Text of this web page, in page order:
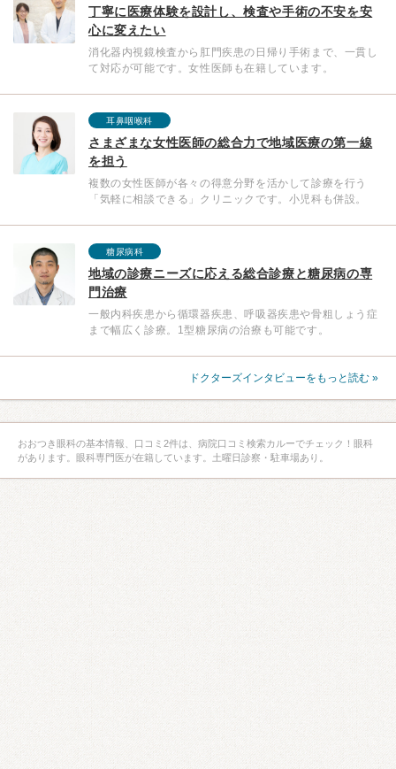
丁寧に医療体験を設計し、検査や手術の不安を安
心に変えたい
消化器内視鏡検査から肛門疾患の日帰り手術まで、一貫し
て対応が可能です。女性医師も在籍しています。
耳鼻咽喉科
さまざまな女性医師の総合力で地域医療の第一線
を担う
複数の女性医師が各々の得意分野を活かして診療を行う
「気軽に相談できる」クリニックです。小児科も併設。
糖尿病科
地域の診療ニーズに応える総合診療と糖尿病の専
門治療
一般内科疾患から循環器疾患、呼吸器疾患や骨粗しょう症
まで幅広く診療。1型糖尿病の治療も可能です。
ドクターズインタビューをもっと読む »
おおつき眼科の基本情報、口コミ2件は、病院口コミ検索カルーでチェック！眼科
があります。眼科専門医が在籍しています。土曜日診察・駐車場あり。